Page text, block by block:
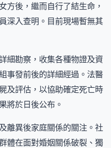
方後，繼而自行了結生命，
深入查明。目前現場暫無其
細勘察，收集各種物證及資
事發前後的詳細經過。法醫
及評估，以協助確定死亡時
將於日後公布。
離異後家庭關係的關注。社
體在面對婚姻關係破裂、獨